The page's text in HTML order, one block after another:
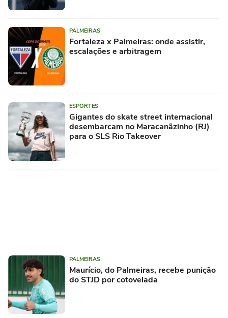
PALMEIRAS
Fortaleza x Palmeiras: onde assistir,
escalações e arbitragem
ESPORTES
Gigantes do skate street internacional
desembarcam no Maracanãzinho (RJ)
para o SLS Rio Takeover
PALMEIRAS
Maurício, do Palmeiras, recebe punição
do STJD por cotovelada